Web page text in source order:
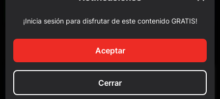
¡Inicia sesión para disfrutar de este contenido GRATIS!
Aceptar
Cerrar